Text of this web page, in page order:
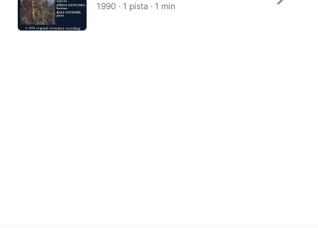
1990 · 1 pista · 1 min